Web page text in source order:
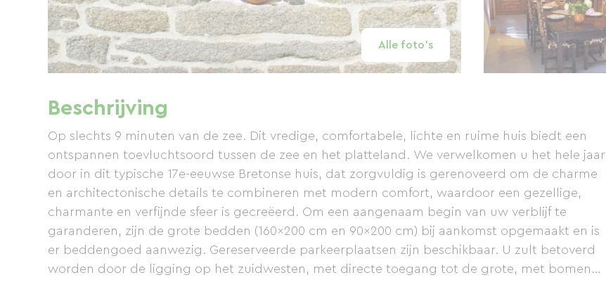
Alle foto's
Beschrijving
Op slechts 9 minuten van de zee. Dit vredige, comfortabele, lichte en ruime huis biedt een
ontspannen toevluchtsoord tussen de zee en het platteland. We verwelkomen u het hele jaar
door in dit typische 17e-eeuwse Bretonse huis, dat zorgvuldig is gerenoveerd om de charme
en architectonische details te combineren met modern comfort, waardoor een gezellige,
charmante en verfijnde sfeer is gecreëerd. Om een ​​aangenaam begin van uw verblijf te
garanderen, zijn de grote bedden (160x200 cm en 90x200 cm) bij aankomst opgemaakt en is
er beddengoed aanwezig. Gereserveerde parkeerplaatsen zijn beschikbaar. U zult betoverd
worden door de ligging op het zuidwesten, met directe toegang tot de grote, met bomen